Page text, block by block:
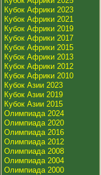
Кубок Африки 2023
Кубок Африки 2021
Кубок Африки 2019
Кубок Африки 2017
Кубок Африки 2015
Кубок Африки 2013
Кубок Африки 2012
Кубок Африки 2010
Кубок Азии 2023
Кубок Азии 2019
Кубок Азии 2015
Олимпиада 2024
Олимпиада 2020
Олимпиада 2016
Олимпиада 2012
Олимпиада 2008
Олимпиада 2004
Олимпиада 2000